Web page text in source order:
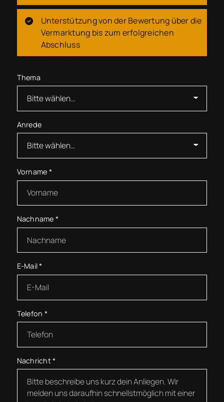
Unterstützung von der Bewertung über die
Vermarktung bis zum erfolgreichen
Abschluss
Thema
Anrede
Vorname *
Nachname *
E-Mail*
Telefon *
Nachricht*